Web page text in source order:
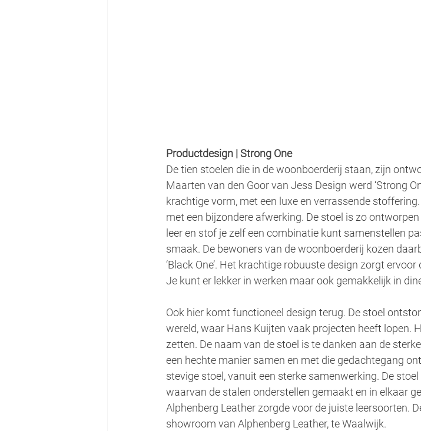
Productdesign | Strong One
De tien stoelen die in de woonboerderij staan, zijn
Maarten van den Goor van Jess Design werd ‘Strong
krachtige vorm, met een luxe en verrassende
met een bijzondere afwerking. De stoel is zo
leer en stof je zelf een combinatie kunt samenstellen
smaak. De bewoners van de woonboerderij kozen
‘Black One’. Het krachtige robuuste design zorgt
Je kunt er lekker in werken maar ook gemakkelijk in
Ook hier komt functioneel design terug. De stoel
wereld, waar Hans Kuijten vaak projecten heeft lopen.
zetten. De naam van de stoel is te danken aan de
een hechte manier samen en met die gedachtegang
stevige stoel, vanuit een sterke samenwerking. De
waarvan de stalen onderstellen gemaakt en in elkaar
Alphenberg Leather zorgde voor de juiste leersoorten.
showroom van Alphenberg Leather, te Waalwijk.